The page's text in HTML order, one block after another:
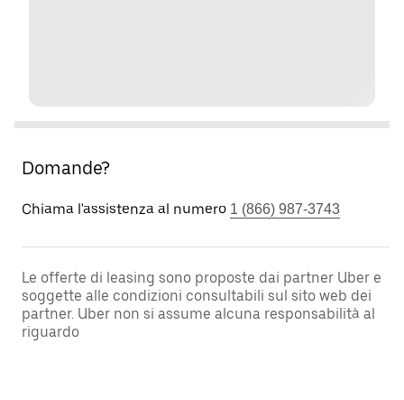
Domande?
Chiama l'assistenza al numero 1 (866) 987-3743
Le offerte di leasing sono proposte dai partner Uber e
soggette alle condizioni consultabili sul sito web dei
partner. Uber non si assume alcuna responsabilità al
riguardo